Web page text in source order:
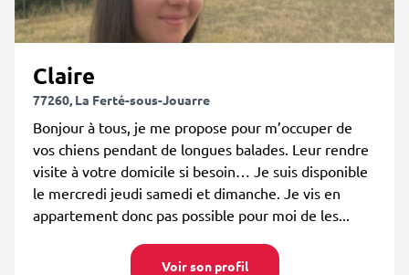
Claire
77260, La Ferté-sous-Jouarre
Bonjour à tous, je me propose pour m’occuper de
vos chiens pendant de longues balades. Leur rendre
visite à votre domicile si besoin… Je suis disponible
le mercredi jeudi samedi et dimanche. Je vis en
appartement donc pas possible pour moi de les...
Voir son profil